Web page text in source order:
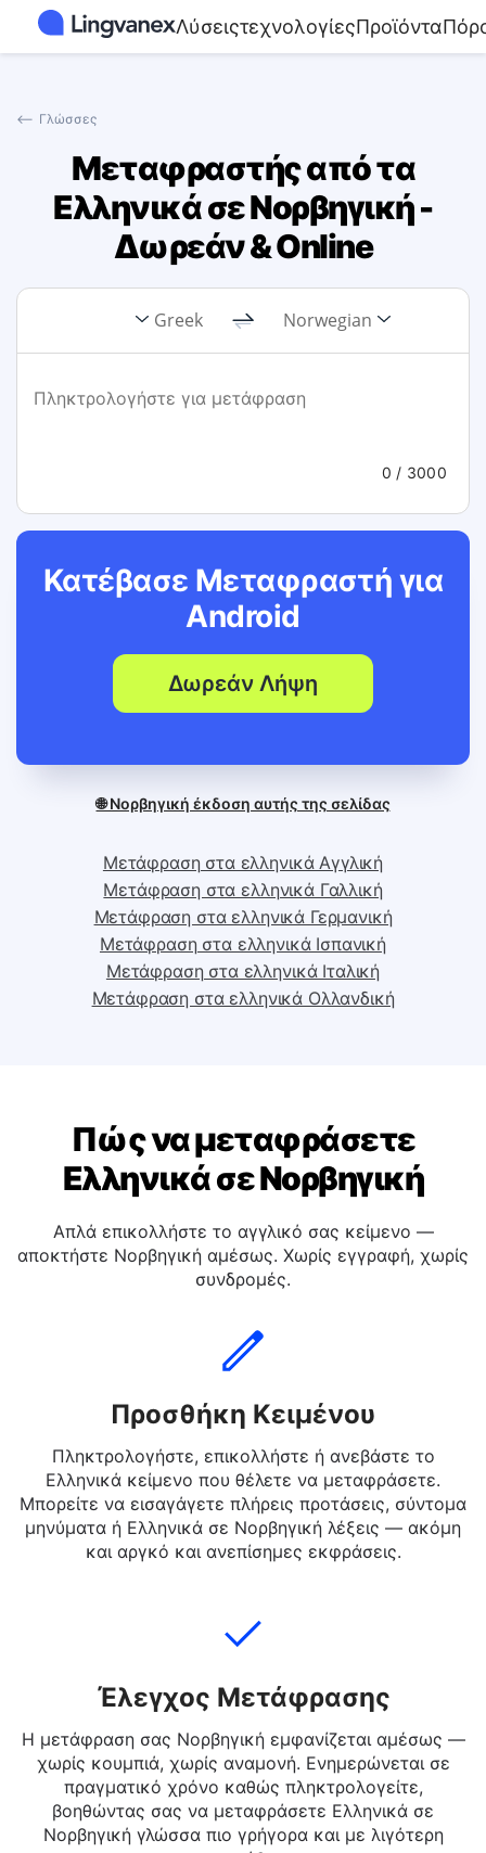
ΛύσειςτεχνολογίεςΠροϊόντα
⟵ Γλώσσες
Μεταφραστής από τα
Ελληνικά σε Νορβηγική -
Δωρεάν & Online
Greek Norwegian
0 / 3000
Κατέβασε Μεταφραστή για
Android
Δωρεάν Λήψη
🌐 Νορβηγική έκδοση αυτής της σελίδας
Μετάφραση στα ελληνικά Αγγλική
Μετάφραση στα ελληνικά Γαλλική
Μετάφραση στα ελληνικά Γερμανική
Μετάφραση στα ελληνικά Ισπανική
Πώς να μεταφράσετε
Ελληνικά σε Νορβηγική
Απλά επικολλήστε το αγγλικό σας κείμενο —
συνδρομές.
Προσθήκη Κειμένου
Πληκτρολογήστε, επικολλήστε ή ανεβάστε το
Ελληνικά κείμενο που θέλετε να μεταφράσετε.
Μπορείτε να εισαγάγετε πλήρεις προτάσεις, σύντομα
Έλεγχος Μετάφρασης
Η μετάφραση σας Νορβηγική εμφανίζεται αμέσως —
χωρίς κουμπιά, χωρίς αναμονή. Ενημερώνεται σε
πραγματικό χρόνο καθώς πληκτρολογείτε,